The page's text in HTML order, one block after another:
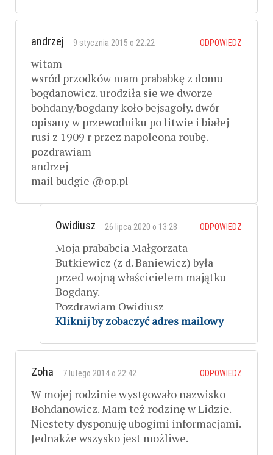
andrzej 9 stycznia 2015 o 22:22 ODPOWIEDZ
witam
wsród przodków mam prababkę z domu
bogdanowicz. urodziła sie we dworze
bohdany/bogdany koło bejsagoły. dwór
opisany w przewodniku po litwie i białej
rusi z 1909 r przez napoleona roubę.
pozdrawiam
andrzej
mail budgie @op.pl
Owidiusz 26 lipca 2020 o 13:28 ODPOWIEDZ
Moja prababcia Małgorzata
Butkiewicz (z d. Baniewicz) była
przed wojną właścicielem majątku
Bogdany.
Pozdrawiam Owidiusz
Kliknij by zobaczyć adres mailowy
Zoha 7 lutego 2014 o 22:42 ODPOWIEDZ
W mojej rodzinie wystęowało nazwisko
Bohdanowicz. Mam też rodzinę w Lidzie.
Niestety dysponuję ubogimi informacjami.
Jednakże wszysko jest możliwe.